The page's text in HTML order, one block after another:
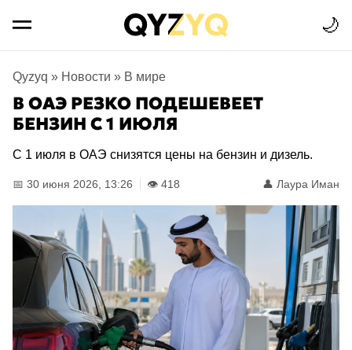
🌙
Qyzyq » Новости » В мире
В ОАЭ РЕЗКО ПОДЕШЕВЕЕТ
БЕНЗИН С 1 ИЮЛЯ
С 1 июля в ОАЭ снизятся цены на бензин и дизель.
📅 30 июня 2026, 13:26 👁️ 418 👤 Лаура Иман